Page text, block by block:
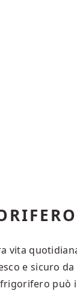
vita
e sicuro da
può